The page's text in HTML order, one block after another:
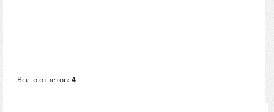
Всего ответов:4